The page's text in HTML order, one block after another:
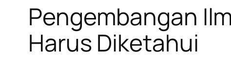
Pengembangan
Harus Diketahui